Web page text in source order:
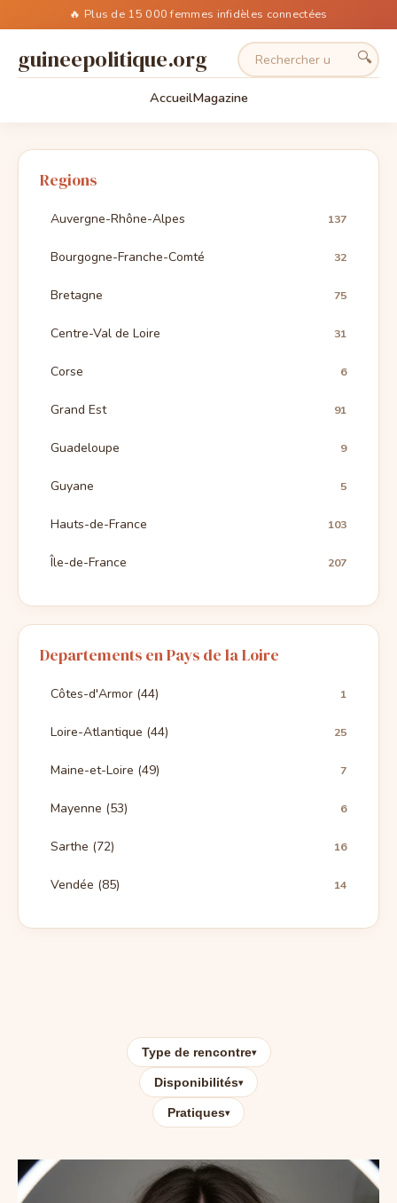
🔥 Plus de 15 000 femmes infidèles connectées
guineepolitique.org
AccueilMagazine
🔍
Regions
Auvergne-Rhône-Alpes 137
Bourgogne-Franche-Comté 32
Bretagne 75
Centre-Val de Loire 31
Corse 6
Grand Est 91
Guadeloupe 9
Guyane 5
Hauts-de-France 103
Île-de-France 207
Departements en Pays de la Loire
Côtes-d'Armor (44) 1
Loire-Atlantique (44) 25
Maine-et-Loire (49) 7
Mayenne (53) 6
Sarthe (72) 16
Vendée (85) 14
Type de rencontre▾
Disponibilités▾
Pratiques▾